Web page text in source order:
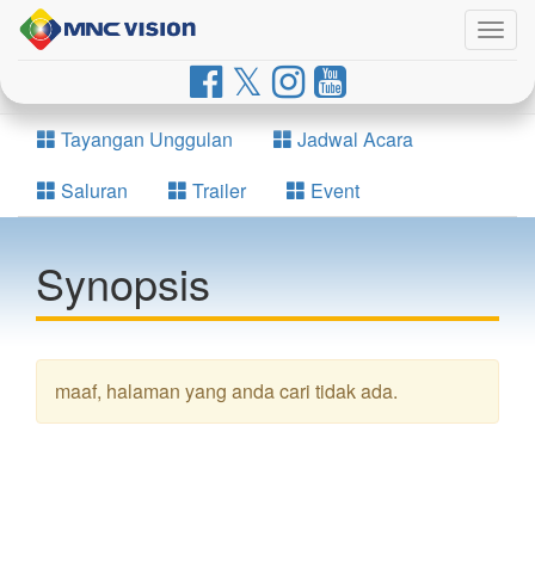
Tayangan Unggulan
Jadwal Acara
Saluran
Trailer Event
Synopsis
maaf, halaman yang anda cari tidak ada.